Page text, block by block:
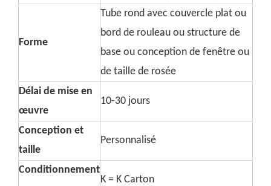
Forme
Tube rond avec couvercle plat ou
bord de rouleau ou structure de
base ou conception de fenêtre ou
de taille de rosée
Délai de mise en
œuvre
10-30 jours
Conception et
taille
Personnalisé
Conditionnement
K = K Carton